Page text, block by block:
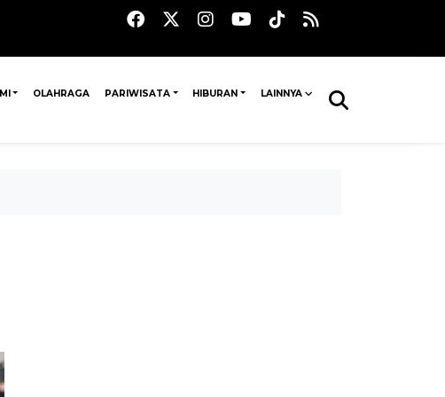
OLAHRAGA PARIWISATA HIBURAN LAINNYA